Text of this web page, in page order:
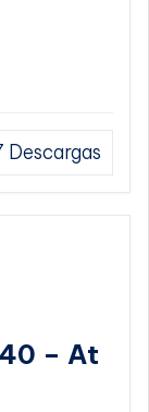
Descargas
– At